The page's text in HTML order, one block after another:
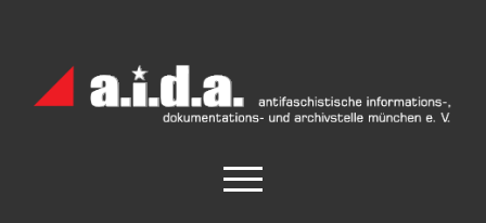
Archiv
München
open
menu